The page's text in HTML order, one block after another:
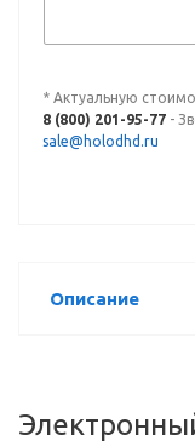
* Актуальную
8 (800) 201-95-77 -
sale@holodhd.ru
Описание